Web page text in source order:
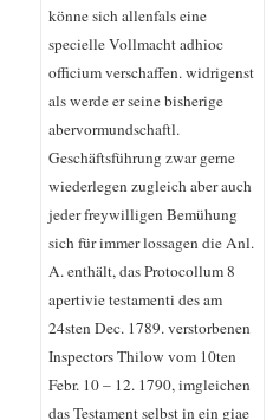
könne sich allenfals eine
specielle Vollmacht adhioc
officium verschaffen. widrigenst
als werde er seine bisherige
abervormundschaftl.
Geschäftsführung zwar gerne
wiederlegen zugleich aber auch
jeder freywilligen Bemühung
sich für immer lossagen die Anl.
A. enthält, das Protocollum 8
apertivie testamenti des am
24sten Dec. 1789. verstorbenen
Inspectors Thilow vom 10ten
Febr. 10 – 12. 1790, imgleichen
das Testament selbst in ein giae